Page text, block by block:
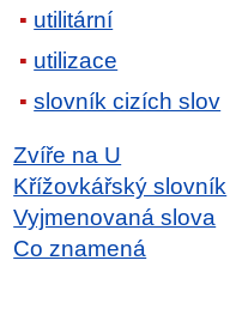
utilitární
utilizace
slovník cizích slov
Zvíře na U
Křížovkářský slovník
Vyjmenovaná slova
Co znamená